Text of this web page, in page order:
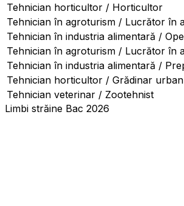
Tehnician horticultor / Horticultor
Tehnician în agroturism / Lucrător în
Tehnician în industria alimentară /
Tehnician în agroturism / Lucrător în
Tehnician în industria alimentară /
Tehnician horticultor / Grădinar urban
Tehnician veterinar / Zootehnist
Limbi străine Bac 2026